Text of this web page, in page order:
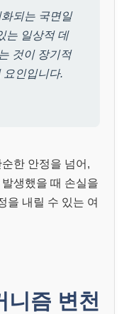
되는 국면일
는 일상적 데
것이 장기적
요인입니다.
한 안정을 넘어,
생했을 때 손실을
을 내릴 수 있는 여
니즘 변천